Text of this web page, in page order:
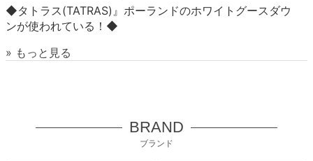
◆タトラス(TATRAS)』ポーランドのホワイトグースダウ
ンが使われている！◆
» もっと見る
BRAND
ブランド